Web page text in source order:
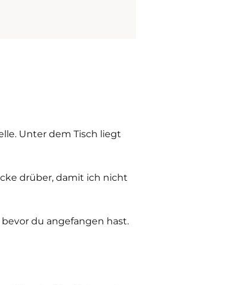
Unter dem Tisch liegt
drüber, damit ich nicht
du angefangen hast.